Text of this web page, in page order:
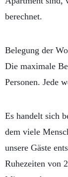
berechnet.
Belegung der
Die maximale
Personen. Jede
Es handelt sich
dem viele
unsere Gäste
Ruhezeiten von